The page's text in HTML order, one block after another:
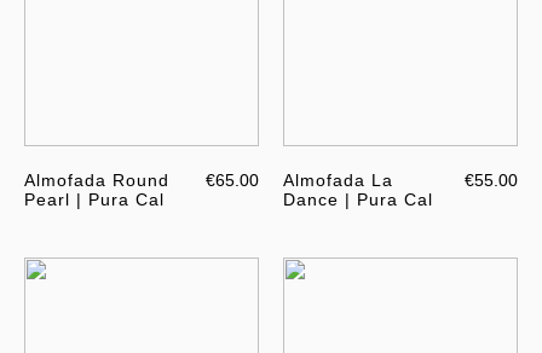
Almofada Round
Pearl | Pura Cal
€65.00
Almofada La
Dance | Pura Cal
€55.00